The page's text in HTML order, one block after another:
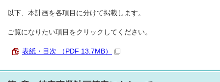
以下、本計画を各項目に分けて掲載します。
ご覧になりたい項目をクリックしてください。
表紙・目次 （PDF 13.7MB）